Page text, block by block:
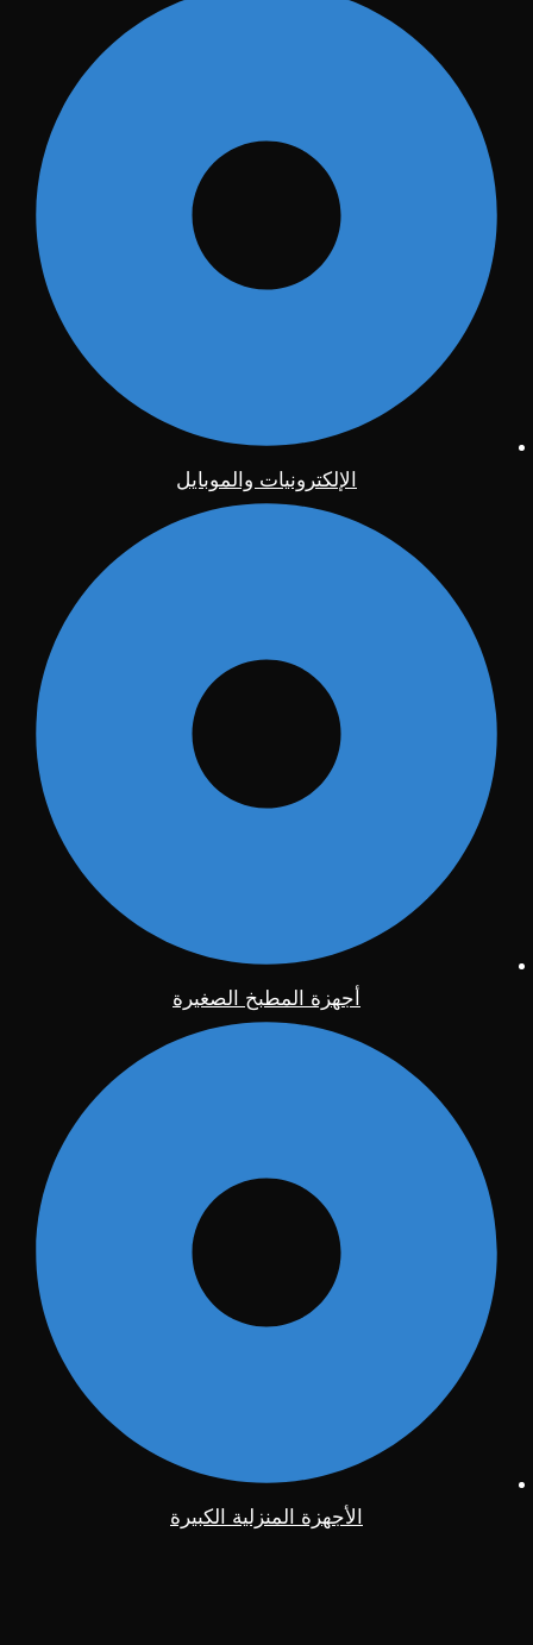
الإلكترونيات والموبايل
أجهزة المطبخ الصغيرة
الأجهزة المنزلية الكبيرة